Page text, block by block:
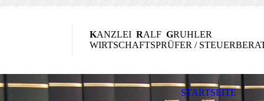
KANZLEI RALF GRUHLER
WIRTSCHAFTSPRÜFER /
STARTSEITE